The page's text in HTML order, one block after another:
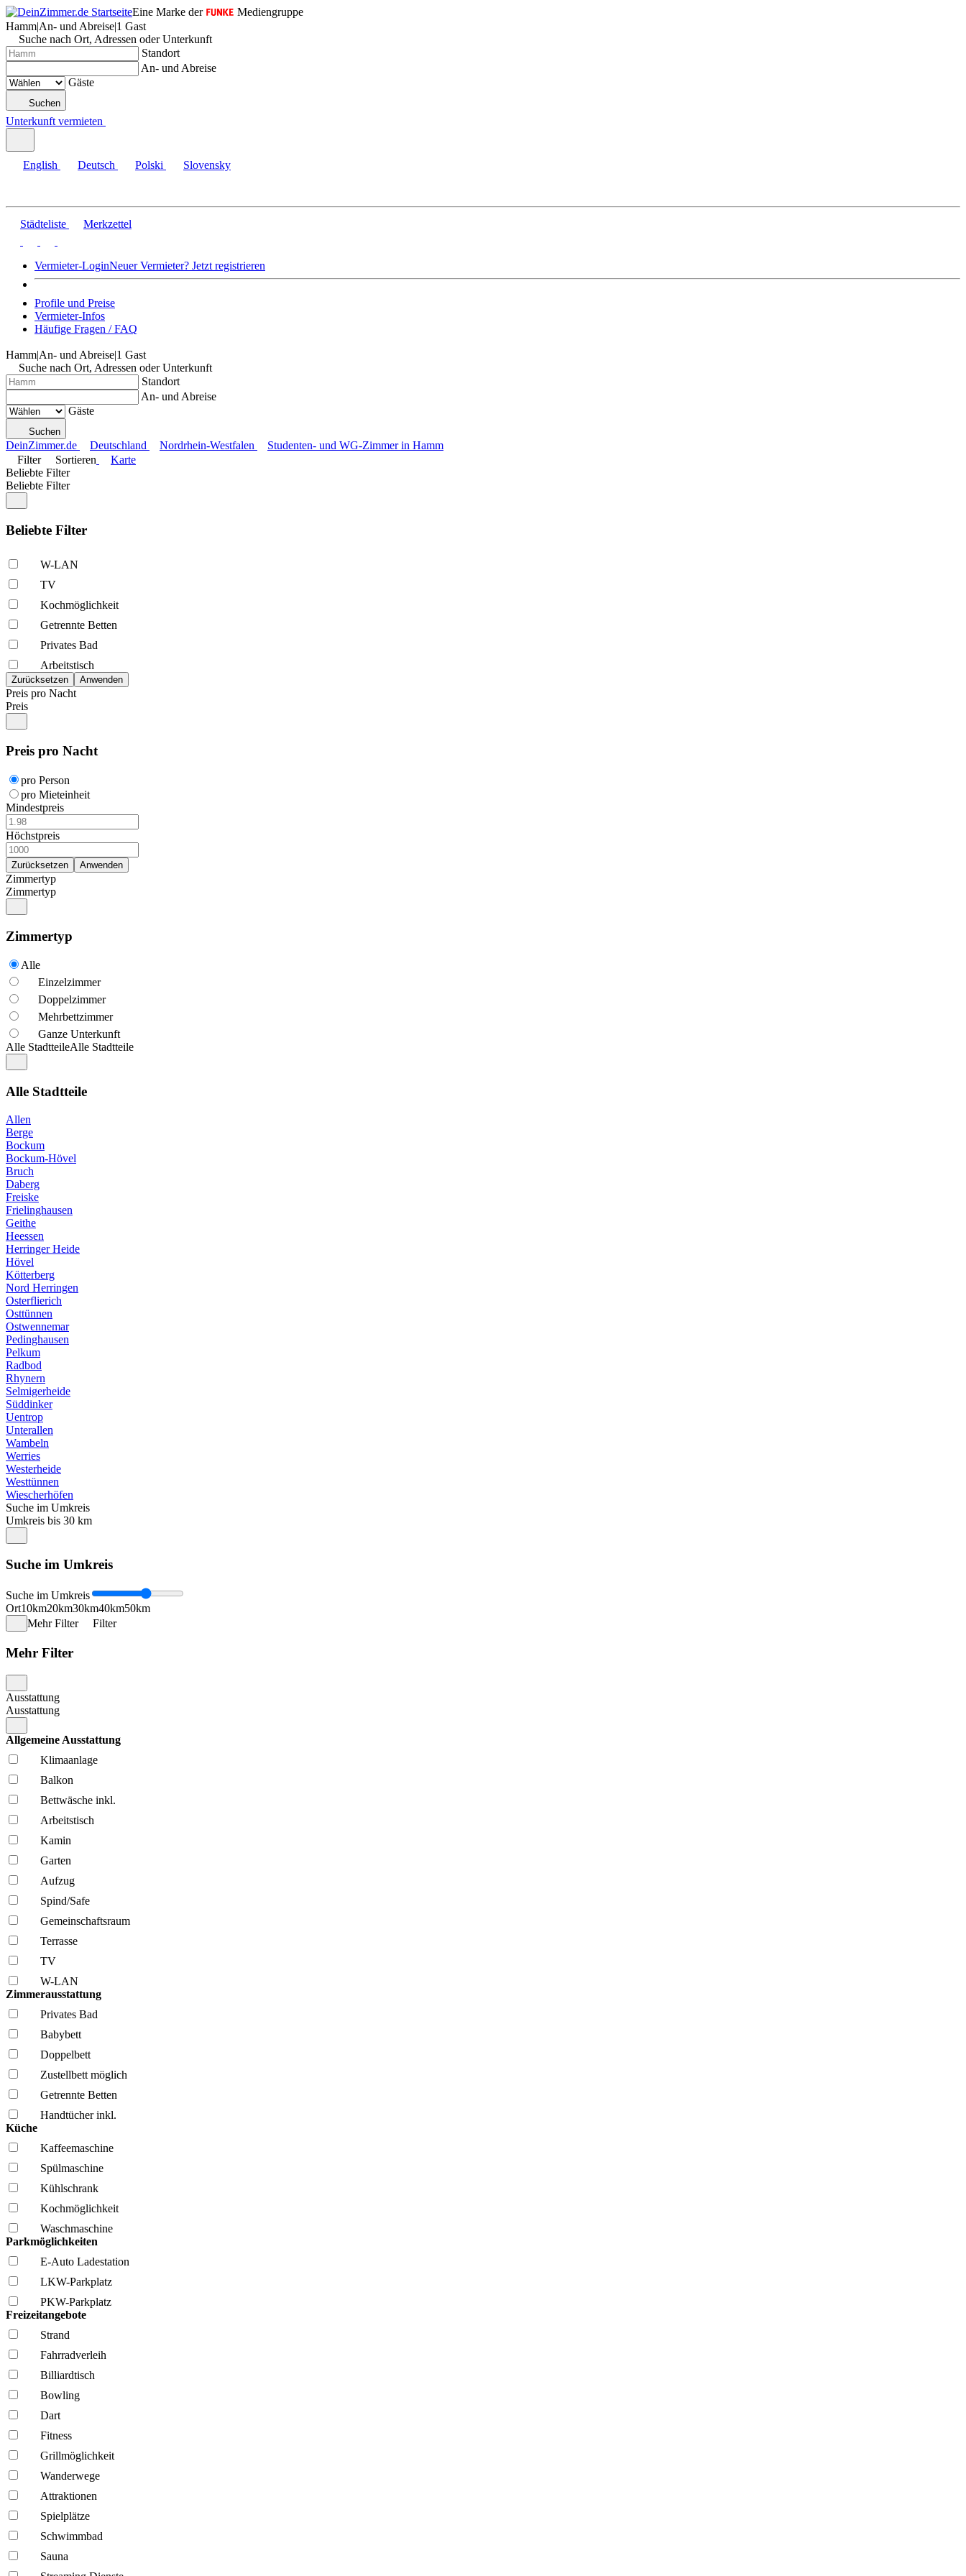
Eine Marke der
Mediengruppe
Hamm|An- und Abreise|1 Gast
Suche nach Ort, Adressen oder Unterkunft
Standort
An- und Abreise
Gäste
Suchen
Unterkunft vermieten
English Deutsch Polski Slovensky
Städteliste Merkzettel
Vermieter-LoginNeuer Vermieter? Jetzt registrieren
Profile und Preise
Vermieter-Infos
Häufige Fragen / FAQ
Hamm|An- und Abreise|1 Gast
Suche nach Ort, Adressen oder Unterkunft
Standort
An- und Abreise
Gäste
Suchen
DeinZimmer.de Deutschland Nordrhein-Westfalen
Studenten- und WG-Zimmer in Hamm
Filter
Sortieren
Karte
Beliebte Filter
Beliebte Filter
Beliebte Filter
W-LAN
TV
Kochmöglich­keit
Getrennte Betten
Privates Bad
Arbeitstisch
Preis pro Nacht
Preis
Preis pro Nacht
pro Person
pro Mieteinheit
Mindestpreis
Höchstpreis
Zimmertyp
Zimmertyp
Zimmertyp
Alle
Einzelzimmer
Doppelzimmer
Mehrbettzimmer
Ganze Unterkunft
Alle StadtteileAlle Stadtteile
Alle Stadtteile
Allen
Berge
Bockum
Bockum-Hövel
Bruch
Daberg
Freiske
Frielinghausen
Geithe
Heessen
Herringer Heide
Hövel
Kötterberg
Nord Herringen
Osterflierich
Osttünnen
Ostwennemar
Pedinghausen
Pelkum
Radbod
Rhynern
Selmigerheide
Süddinker
Uentrop
Unterallen
Wambeln
Werries
Westerheide
Westtünnen
Wiescherhöfen
Suche im Umkreis
Umkreis bis 30 km
Suche im Umkreis
Suche im Umkreis
Ort10km20km30km40km50km
Mehr Filter
Filter
Mehr Filter
Ausstattung
Ausstattung
Allgemeine Ausstattung
Klima­anlage
Balkon
Bettwäsche inkl.
Arbeitstisch
Kamin
Garten
Aufzug
Spind/Safe
Gemeinschafts­raum
Terrasse
TV
W-LAN
Zimmerausstattung
Privates Bad
Babybett
Doppelbett
Zustellbett möglich
Getrennte Betten
Handtücher inkl.
Küche
Kaffee­maschine
Spül­maschine
Kühl­schrank
Kochmöglich­keit
Wasch­maschine
Parkmöglichkeiten
E-Auto Ladestation
LKW-Parkplatz
PKW-Parkplatz
Freizeitangebote
Strand
Fahrrad­verleih
Billiardtisch
Bowling
Dart
Fitness
Grillmöglich­keit
Wanderwege
Attraktionen
Spielplätze
Schwimmbad
Sauna